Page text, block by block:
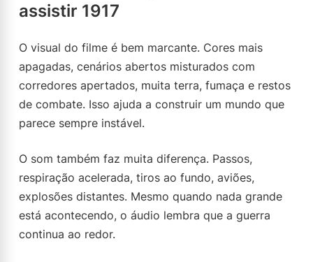
assistir 1917
O visual do filme é bem marcante. Cores mais
apagadas, cenários abertos misturados com
corredores apertados, muita terra, fumaça e restos
de combate. Isso ajuda a construir um mundo que
parece sempre instável.
O som também faz muita diferença. Passos,
respiração acelerada, tiros ao fundo, aviões,
explosões distantes. Mesmo quando nada grande
está acontecendo, o áudio lembra que a guerra
continua ao redor.